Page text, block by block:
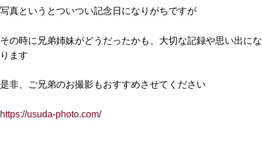
写真というとついつい記念日になりがちですが
その時に兄弟姉妹がどうだったかも、大切な記録や思い出にな
ります
是非、ご兄弟のお撮影もおすすめさせてください
https://usuda-photo.com/